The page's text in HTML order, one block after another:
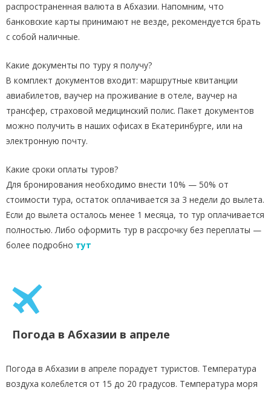
распространенная валюта в Абхазии. Напомним, что
банковские карты принимают не везде, рекомендуется брать
с собой наличные.
Какие документы по туру я получу?
В комплект документов входит: маршрутные квитанции
авиабилетов, ваучер на проживание в отеле, ваучер на
трансфер, страховой медицинский полис. Пакет документов
можно получить в наших офисах в Екатеринбурге, или на
электронную почту.
Какие сроки оплаты туров?
Для бронирования необходимо внести 10% — 50% от
стоимости тура, остаток оплачивается за 3 недели до вылета.
Если до вылета осталось менее 1 месяца, то тур оплачивается
полностью. Либо оформить тур в рассрочку без переплаты —
более подробно тут
Погода в Абхазии в апреле
Погода в Абхазии в апреле порадует туристов. Температура
воздуха колеблется от 15 до 20 градусов. Температура моря